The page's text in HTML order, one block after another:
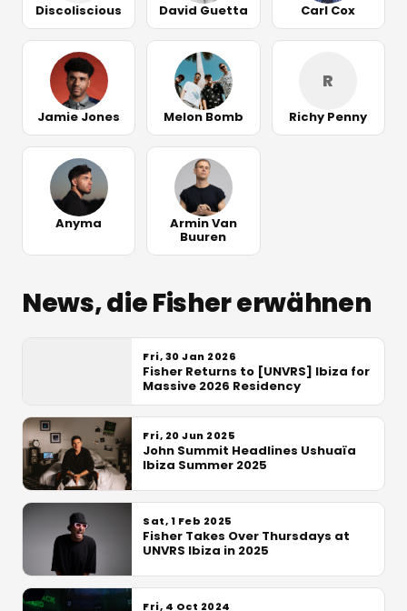
Discoliscious David Guetta Carl Cox
Jamie Jones Melon Bomb
R
Richy Penny
Anyma Armin Van
Buuren
News, die Fisher erwähnen
Fri, 30 Jan 2026
Fisher Returns to [UNVRS] Ibiza for
Massive 2026 Residency
Fri, 20 Jun 2025
John Summit Headlines Ushuaïa
Ibiza Summer 2025
Sat, 1 Feb 2025
Fisher Takes Over Thursdays at
UNVRS Ibiza in 2025
Fri, 4 Oct 2024